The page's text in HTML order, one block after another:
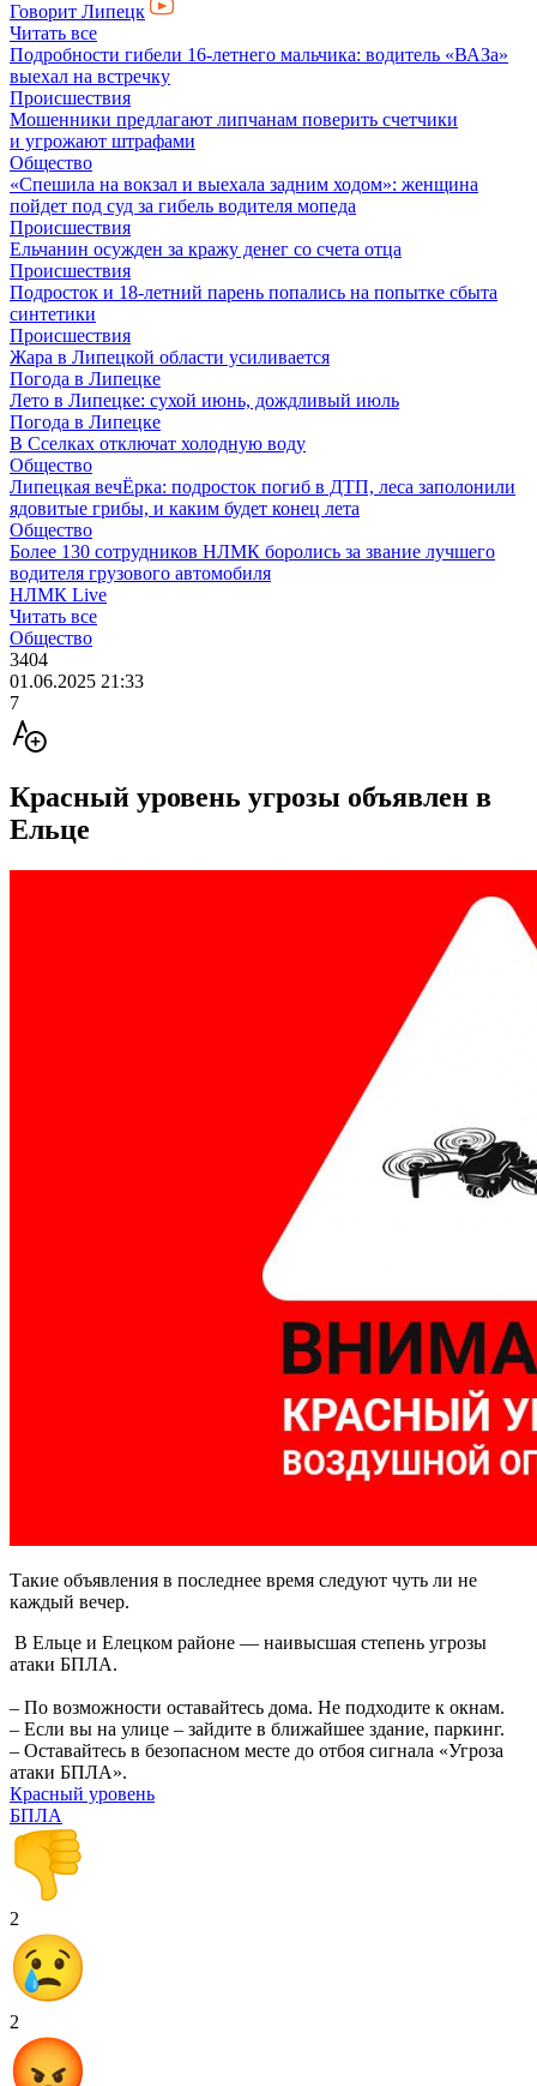
Говорит Липецк
Читать все
Подробности гибели 16-летнего мальчика: водитель «ВАЗа»
выехал на встречку
Происшествия
Мошенники предлагают липчанам поверить счетчики
и угрожают штрафами
Общество
«Спешила на вокзал и выехала задним ходом»: женщина
пойдет под суд за гибель водителя мопеда
Происшествия
Ельчанин осужден за кражу денег со счета отца
Происшествия
Подросток и 18-летний парень попались на попытке сбыта
синтетики
Происшествия
Жара в Липецкой области усиливается
Погода в Липецке
Лето в Липецке: сухой июнь, дождливый июль
Погода в Липецке
В Сселках отключат холодную воду
Общество
Липецкая вечЁрка: подросток погиб в ДТП, леса заполонили
ядовитые грибы, и каким будет конец лета
Общество
Более 130 сотрудников НЛМК боролись за звание лучшего
водителя грузового автомобиля
НЛМК Live
Читать все
Общество
3404
01.06.2025 21:33
7
Красный уровень угрозы объявлен в
Ельце
Такие объявления в последнее время следуют чуть ли не
каждый вечер.
В Ельце и Елецком районе — наивысшая степень угрозы
атаки БПЛА.
– По возможности оставайтесь дома. Не подходите к окнам.
– Если вы на улице – зайдите в ближайшее здание, паркинг.
– Оставайтесь в безопасном месте до отбоя сигнала «Угроза
атаки БПЛА».
Красный уровень
БПЛА
2
2